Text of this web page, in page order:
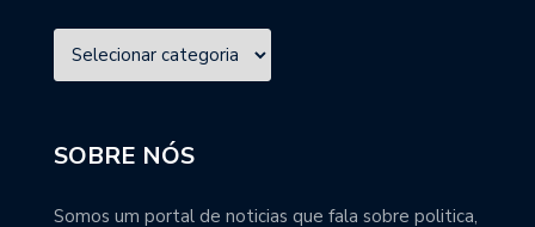
SOBRE NÓS
Somos um portal de noticias que fala sobre politica,